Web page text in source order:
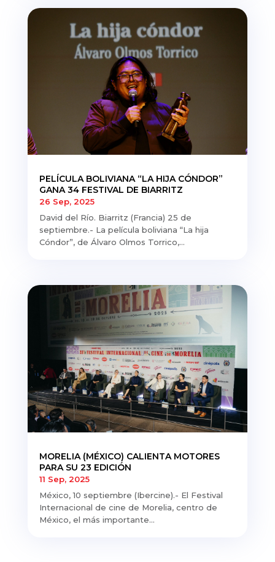
PELÍCULA BOLIVIANA “LA HIJA CÓNDOR”
GANA 34 FESTIVAL DE BIARRITZ
26 Sep, 2025
David del Río. Biarritz (Francia) 25 de
septiembre.- La película boliviana “La hija
Cóndor”, de Álvaro Olmos Torrico,...
MORELIA (MÉXICO) CALIENTA MOTORES
PARA SU 23 EDICIÓN
11 Sep, 2025
México, 10 septiembre (Ibercine).- El Festival
Internacional de cine de Morelia, centro de
México, el más importante...